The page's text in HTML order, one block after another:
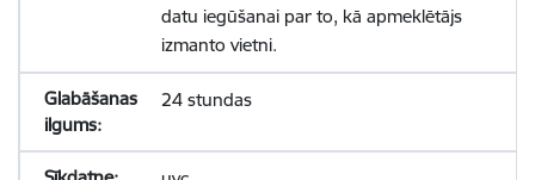
datu iegūšanai par to, kā apmeklētājs
izmanto vietni.
24 stundas